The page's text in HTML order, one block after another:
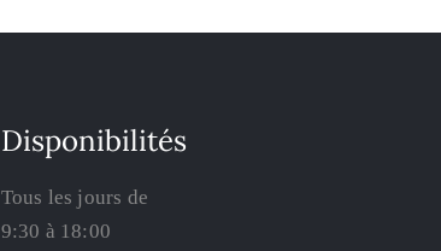
Disponibilités
Tous les jours de
9:30 à 18:00